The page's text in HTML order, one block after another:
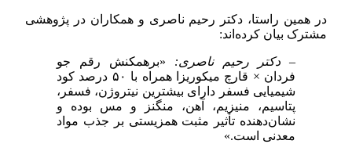
در همین راستا، دکتر رحیم ناصری و همکاران در پژوهشی
مشترک بیان کرده‌اند:
– دکتر رحیم ناصری: «برهمکنش رقم جو
فردان × قارچ میکوریزا همراه با ۵۰ درصد کود
شیمیایی فسفر دارای بیشترین نیتروژن، فسفر،
پتاسیم، منیزیم، آهن، منگنز و مس بوده و
نشان‌دهنده تأثیر مثبت همزیستی بر جذب مواد
معدنی است.»